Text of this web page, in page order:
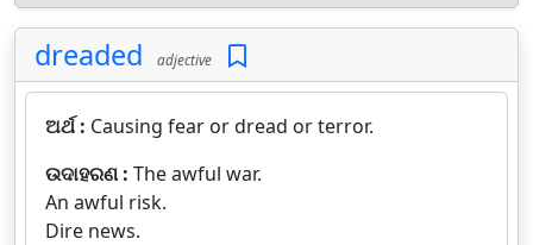
dreaded adjective
ଅର୍ଥ : Causing fear or dread or terror.
ଉଦାହରଣ : The awful war.
An awful risk.
Dire news.